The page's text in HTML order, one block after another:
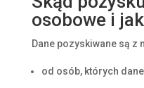
osobowe i
Dane pozyskiwane są z
od osób, których